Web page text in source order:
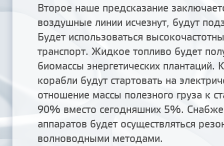
Второе наше предсказание
воздушные линии исчезнут, будут
Будет использоваться
транспорт. Жидкое топливо будет
биомассы энергетических плантаций.
корабли будут стартовать на
отношение массы полезного груза к
90% вместо сегодняшних 5%.
аппаратов будет осуществляться
волноводными методами.